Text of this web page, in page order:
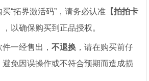
买“拓界激活码”，请务必认准 【拍拍卡
，以确保购买到正品授权。
件一经售出，不退换 ，请在购买前仔
避免因误操作或不符合预期而造成损